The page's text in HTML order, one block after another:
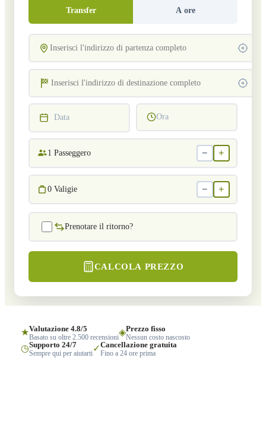
Transfer A ore
Data Ora
1 Passeggero − +
0 Valigie − +
Prenotare il ritorno?
CALCOLA PREZZO
★Valutazione 4.8/5
Basato su oltre 2.500 recensioni◈Prezzo fisso
Nessun costo nascosto
◷Supporto 24/7
Sempre qui per aiutarti✓Cancellazione gratuita
Fino a 24 ore prima